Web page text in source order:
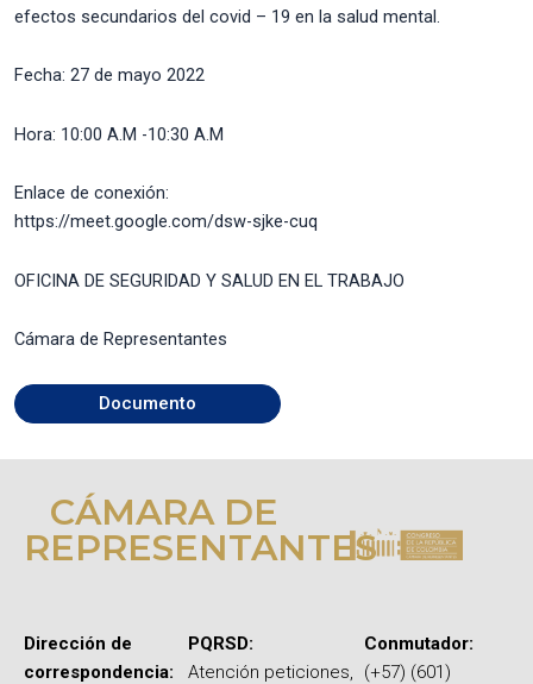
efectos secundarios del covid – 19 en la salud mental.
Fecha: 27 de mayo 2022
Hora: 10:00 A.M -10:30 A.M
Enlace de conexión:
https://meet.google.com/dsw-sjke-cuq
OFICINA DE SEGURIDAD Y SALUD EN EL TRABAJO
Cámara de Representantes
Documento
CÁMARA DE
REPRESENTANTES
Dirección de
correspondencia:
PQRSD:
Atención peticiones,
Conmutador:
(+57) (601)